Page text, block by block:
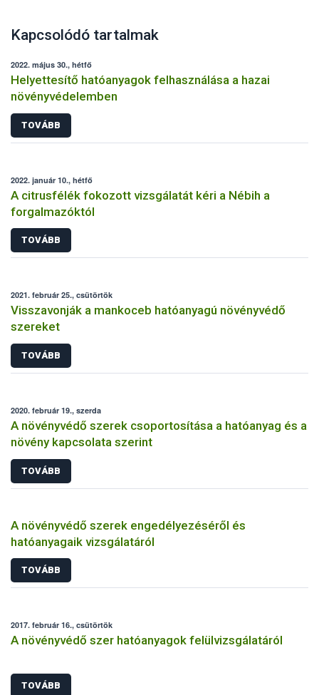
Kapcsolódó tartalmak
2022. május 30., hétfő
Helyettesítő hatóanyagok felhasználása a hazai
növényvédelemben
TOVÁBB
2022. január 10., hétfő
A citrusfélék fokozott vizsgálatát kéri a Nébih a
forgalmazóktól
TOVÁBB
2021. február 25., csütörtök
Visszavonják a mankoceb hatóanyagú növényvédő
szereket
TOVÁBB
2020. február 19., szerda
A növényvédő szerek csoportosítása a hatóanyag és a
növény kapcsolata szerint
TOVÁBB
A növényvédő szerek engedélyezéséről és
hatóanyagaik vizsgálatáról
TOVÁBB
2017. február 16., csütörtök
A növényvédő szer hatóanyagok felülvizsgálatáról
TOVÁBB